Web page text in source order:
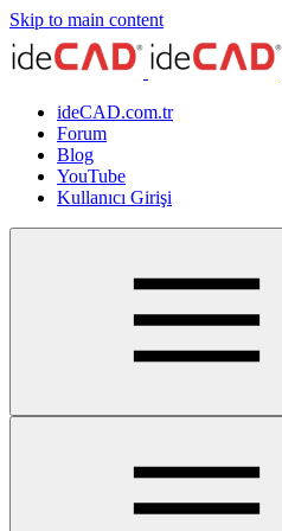
Skip to main content
ideCAD.com.tr
Forum
Blog
YouTube
Kullanıcı Girişi